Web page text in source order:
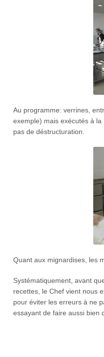
Au programme: verrines,
exemple) mais exécutés à
pas de déstructuration.
Quant aux mignardises, les
Systématiquement, avant
recettes, le Chef vient nous
pour éviter les erreurs à ne
essayant de faire aussi bien